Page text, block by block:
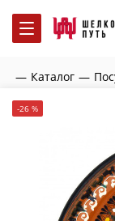
— Каталог —
-26 %